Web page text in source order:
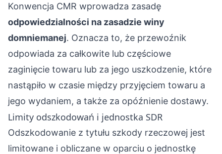
Konwencja CMR wprowadza zasadę
odpowiedzialności na zasadzie winy
domniemanej. Oznacza to, że przewoźnik
odpowiada za całkowite lub częściowe
zaginięcie towaru lub za jego uszkodzenie, które
nastąpiło w czasie między przyjęciem towaru a
jego wydaniem, a także za opóźnienie dostawy.
Limity odszkodowań i jednostka SDR
Odszkodowanie z tytułu szkody rzeczowej jest
limitowane i obliczane w oparciu o jednostkę